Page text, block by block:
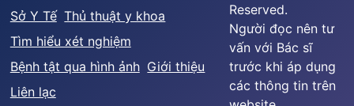
Sở Y Tế Thủ thuật y khoa
Tìm hiểu xét nghiệm
Bệnh tật qua hình ảnh Giới thiệu
Liên lạc
Reserved.
Người đọc nên tư
vấn với Bác sĩ
trước khi áp dụng
các thông tin trên